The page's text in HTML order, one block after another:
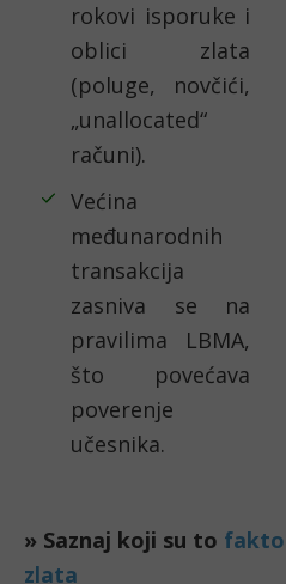
rokovi isporuke i
oblici zlata
(poluge, novčići,
„unallocated“
računi).
Većina
međunarodnih
transakcija
zasniva se na
pravilima LBMA,
što povećava
poverenje
učesnika.